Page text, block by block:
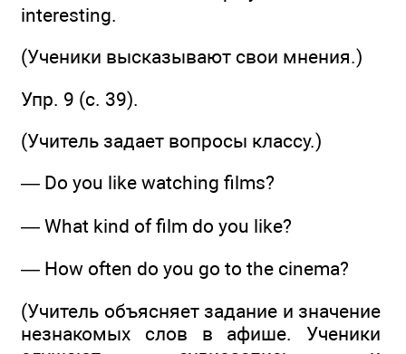
interesting.
(Ученики высказывают свои мнения.)
Упр. 9 (с. 39).
(Учитель задает вопросы классу.)
— Do you like watching films?
— What kind of film do you like?
— How often do you go to the cinema?
(Учитель объясняет задание и значение
незнакомых слов в афише. Ученики